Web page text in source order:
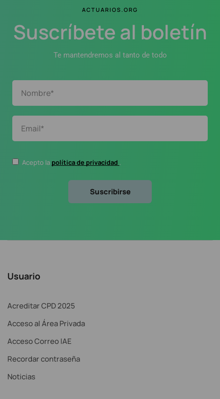
ACTUARIOS.ORG
Suscríbete al boletín
Te mantendremos al tanto de todo
Acepto la política de privacidad .
Usuario
Acreditar CPD 2025
Acceso al Área Privada
Acceso Correo IAE
Recordar contraseña
Noticias